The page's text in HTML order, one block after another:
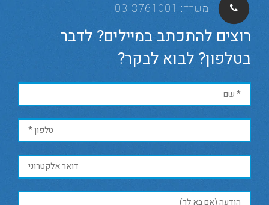
משרד: 03-3761001
רוצים להתכתב במיילים? לדבר
בטלפון? לבוא לבקר?